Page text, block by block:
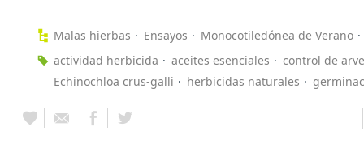
Malas hierbas Ensayos
Monocotiledónea de Verano
actividad herbicida
aceites esenciales
control de
Echinochloa crus-galli
herbicidas naturales